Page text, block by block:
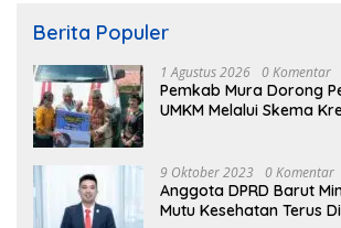
Berita Populer
1 Agustus 2026 0 Komentar
Pemkab Mura Dorong
UMKM Melalui Skema
9 Oktober 2023 0 Komentar
Anggota DPRD Barut
Mutu Kesehatan Terus